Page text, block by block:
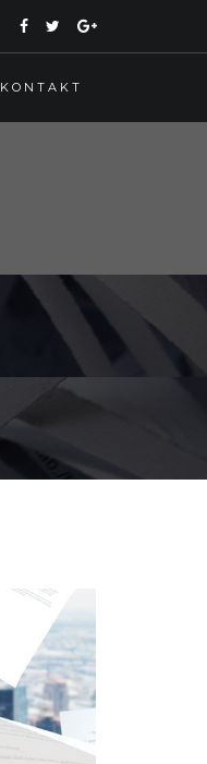
KONTAKT